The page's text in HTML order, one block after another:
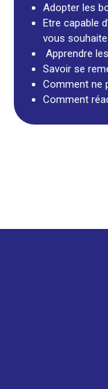
Adopter les
Etre capable
vous
Apprendre
Savoir se
Comment ne
Comment